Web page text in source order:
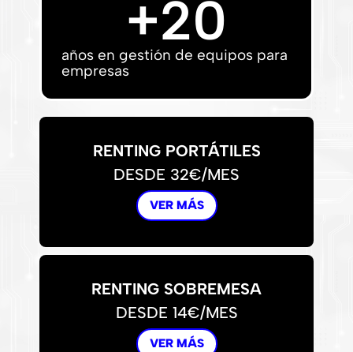
años en gestión de equipos para
empresas
+20
RENTING PORTÁTILES
DESDE 32€/MES
VER MÁS
RENTING SOBREMESA
DESDE 14€/MES
VER MÁS